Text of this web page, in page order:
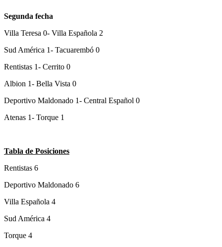
Segunda fecha
Villa Teresa 0- Villa Española 2
Sud América 1- Tacuarembó 0
Rentistas 1- Cerrito 0
Albion 1- Bella Vista 0
Deportivo Maldonado 1- Central Español 0
Atenas 1- Torque 1
Tabla de Posiciones
Rentistas 6
Deportivo Maldonado 6
Villa Española 4
Sud América 4
Torque 4